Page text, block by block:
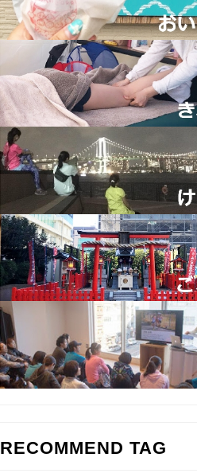
RECOMMEND TAG